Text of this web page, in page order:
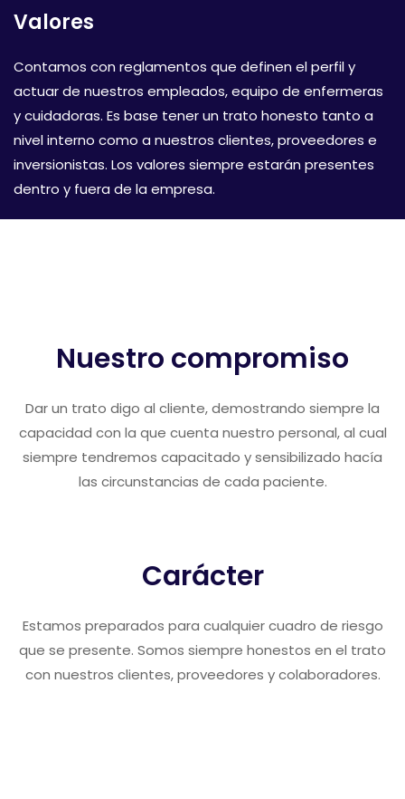
Valores
Contamos con reglamentos que definen el perfil y
actuar de nuestros empleados, equipo de enfermeras
y cuidadoras. Es base tener un trato honesto tanto a
nivel interno como a nuestros clientes, proveedores e
inversionistas. Los valores siempre estarán presentes
dentro y fuera de la empresa.
Nuestro compromiso
Dar un trato digo al cliente, demostrando siempre la
capacidad con la que cuenta nuestro personal, al cual
siempre tendremos capacitado y sensibilizado hacía
las circunstancias de cada paciente.
Carácter
Estamos preparados para cualquier cuadro de riesgo
que se presente. Somos siempre honestos en el trato
con nuestros clientes, proveedores y colaboradores.